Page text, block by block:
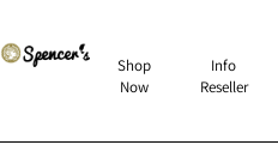
`
Shop
Now
` Info
Reseller